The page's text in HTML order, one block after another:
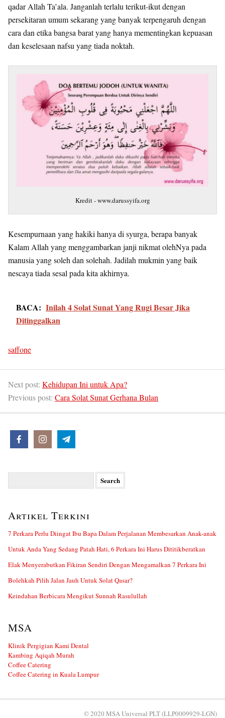
qadar Allah Ta’ala. Janganlah terlalu terikut-ikut dengan
persekitaran umum sekarang yang banyak terpengaruh dengan
cara dan etika bangsa barat yang hanya mementingkan kepuasan
dan keselesaan nafsu yang tiada noktah.
Kredit - www.darussyifa.org
Kesempurnaan yang hakiki hanya di syurga, berapa banyak
Kalam Allah yang menggambarkan janji nikmat olehNya pada
manusia yang soleh dan solehah. Jadilah mukmin yang baik
nescaya tiada sesal pada kita akhirnya.
BACA: Inilah 4 Solat Sunat Yang Rugi Besar Jika
Ditinggalkan
saffone
Next post: Kehidupan Ini untuk Apa?
Previous post: Cara Solat Sunat Gerhana Bulan
Artikel Terkini
7 Perkara Perlu Diingat Ibu Bapa Dalam Perjalanan Membesarkan Anak-anak
Untuk Anda Yang Sedang Patah Hati, 6 Perkara Ini Harus Dititikberatkan
Elak Menyerabutkan Fikiran Sendiri Dengan Mengamalkan 7 Perkara Ini
Bolehkah Pilih Jalan Jauh Untuk Solat Qasar?
Keindahan Berbicara Mengikut Sunnah Rasulullah
MSA
Klinik Pergigian Kami Dental
Kambing Aqiqah Murah
Coffee Catering
Coffee Catering in Kuala Lumpur
© 2020 MSA Universal PLT (LLP0009929-LGN)